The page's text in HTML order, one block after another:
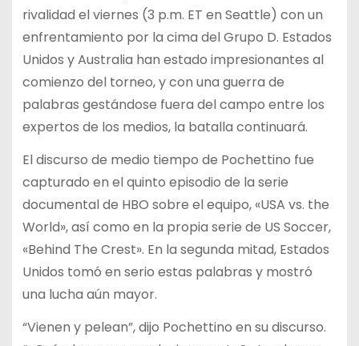
rivalidad el viernes (3 p.m. ET en Seattle) con un
enfrentamiento por la cima del Grupo D. Estados
Unidos y Australia han estado impresionantes al
comienzo del torneo, y con una guerra de
palabras gestándose fuera del campo entre los
expertos de los medios, la batalla continuará.
El discurso de medio tiempo de Pochettino fue
capturado en el quinto episodio de la serie
documental de HBO sobre el equipo, «USA vs. the
World», así como en la propia serie de US Soccer,
«Behind The Crest». En la segunda mitad, Estados
Unidos tomó en serio estas palabras y mostró
una lucha aún mayor.
“Vienen y pelean”, dijo Pochettino en su discurso.